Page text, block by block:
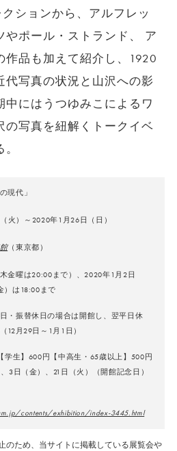
ションから、アルフレッ
やポール・ストランド、 ア
作品も加えて紹介し、1920
代写真の状況と山沢への影
にはうつゆみこによるワ
の写真を紐解くトークイベ
現代」
火）～2020年1月26日（日）
（東京都）
金曜は20:00まで）、2020年1月2日
）は18:00まで
・振替休日の場合は開館し、翌平日休
12月29日～1月1日）
学生】600円【中高生・65歳以上】500円
3日（金）、21日（火）（開館記念日）
contents/exhibition/index-3445.html
のため、当サイトに掲載している展覧会や